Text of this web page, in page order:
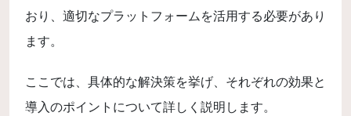
おり、適切なプラットフォームを活用する必要があり
ます。
ここでは、具体的な解決策を挙げ、それぞれの効果と
導入のポイントについて詳しく説明します。